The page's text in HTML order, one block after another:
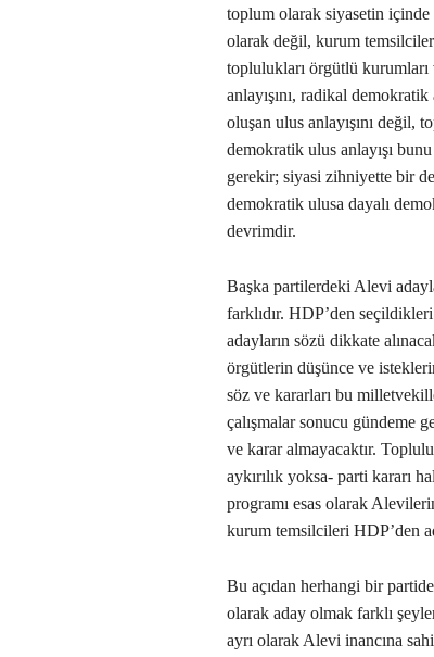
toplum olarak siyasetin içinde
olarak değil, kurum
toplulukları örgütlü kurumları
anlayışını, radikal
oluşan ulus anlayışını değil,
demokratik ulus anlayışı
gerekir; siyasi zihniyette bir
demokratik ulusa dayalı
devrimdir.
Başka partilerdeki Alevi
farklıdır. HDP’den
adayların sözü dikkate
örgütlerin düşünce ve
söz ve kararları bu
çalışmalar sonucu gündeme
ve karar almayacaktır.
aykırılık yoksa- parti kararı
programı esas olarak
kurum temsilcileri HDP’den
Bu açıdan herhangi bir
olarak aday olmak farklı
ayrı olarak Alevi inancına